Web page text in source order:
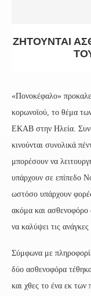
ΖΗΤΟΎΝΤΑΙ
«Πονοκέφαλο»
κορωνοϊού, το θέμα
ΕΚΑΒ στην Ηλεία.
κινούνται συνολικά
μπορέσουν να
υπάρχουν σε επίπεδο
ωστόσο υπάρχουν
ακόμα και ασθενοφόρο
να καλύψει τις ανάγκες
Σύμφωνα με
δύο ασθενοφόρα
και χθες το ένα εκ των